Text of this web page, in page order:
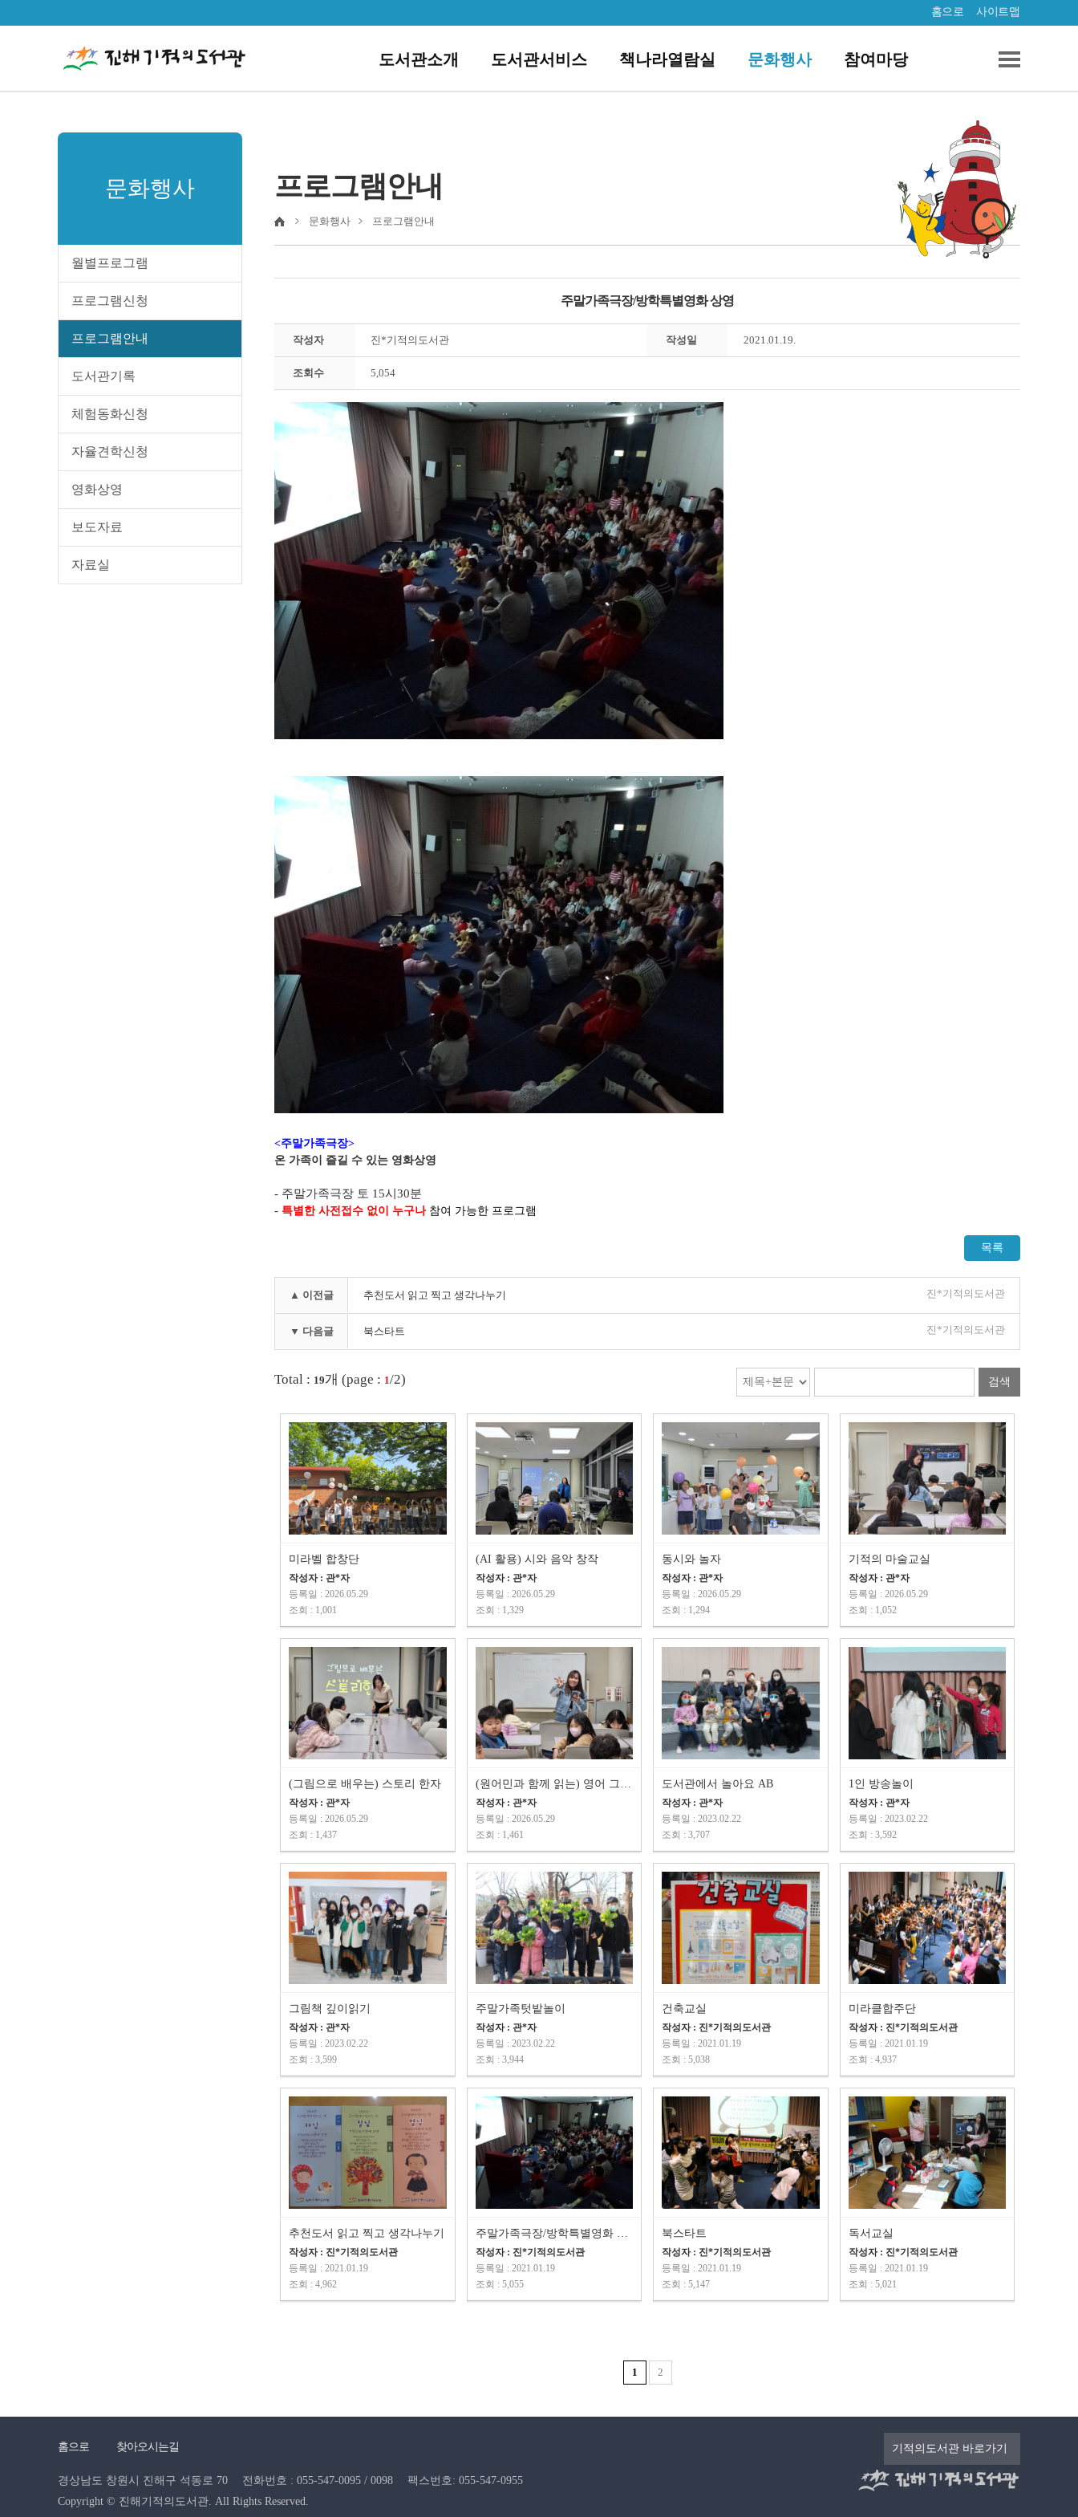
홈으로 사이트맵
도서관소개 도서관서비스 책나라열람실 문화행사 참여마당
전자도서관
문화행사
월별프로그램
프로그램신청
프로그램안내
도서관기록
체험동화신청
자율견학신청
영화상영
보도자료
자료실
프로그램안내
문화행사 프로그램안내
주말가족극장/방학특별영화 상영
작성자 진*기적의도서관 작성일 2021.01.19.
조회수 5,054
<주말가족극장>
온 가족이 즐길 수 있는 영화상영
- 주말가족극장 토 15시30분
- 특별한 사전접수 없이 누구나 참여 가능한 프로그램
목록
▲ 이전글 추천도서 읽고 찍고 생각나누기 진*기적의도서관
▼ 다음글 북스타트 진*기적의도서관
Total : 19개 (page : 1/2) 검색
미라벨 합창단
작성자 : 관*자
등록일 : 2026.05.29
조회 : 1,001
(AI 활용) 시와 음악 창작
작성자 : 관*자
등록일 : 2026.05.29
조회 : 1,329
동시와 놀자
작성자 : 관*자
등록일 : 2026.05.29
조회 : 1,294
기적의 마술교실
작성자 : 관*자
등록일 : 2026.05.29
조회 : 1,052
(그림으로 배우는) 스토리 한자
작성자 : 관*자
등록일 : 2026.05.29
조회 : 1,437
(원어민과 함께 읽는) 영어 그림책
작성자 : 관*자
등록일 : 2026.05.29
조회 : 1,461
도서관에서 놀아요 AB
작성자 : 관*자
등록일 : 2023.02.22
조회 : 3,707
1인 방송놀이
작성자 : 관*자
등록일 : 2023.02.22
조회 : 3,592
그림책 깊이읽기
작성자 : 관*자
등록일 : 2023.02.22
조회 : 3,599
주말가족텃밭놀이
작성자 : 관*자
등록일 : 2023.02.22
조회 : 3,944
건축교실
작성자 : 진*기적의도서관
등록일 : 2021.01.19
조회 : 5,038
미라클합주단
작성자 : 진*기적의도서관
등록일 : 2021.01.19
조회 : 4,937
추천도서 읽고 찍고 생각나누기
작성자 : 진*기적의도서관
등록일 : 2021.01.19
조회 : 4,962
주말가족극장/방학특별영화 상영
작성자 : 진*기적의도서관
등록일 : 2021.01.19
조회 : 5,055
북스타트
작성자 : 진*기적의도서관
등록일 : 2021.01.19
조회 : 5,147
독서교실
작성자 : 진*기적의도서관
등록일 : 2021.01.19
조회 : 5,021
1 2
홈으로 찾아오시는길
경상남도 창원시 진해구 석동로 70 전화번호 : 055-547-0095 / 0098
팩스번호: 055-547-0955
Copyright © 진해기적의도서관. All Rights Reserved.
기적의도서관 바로가기